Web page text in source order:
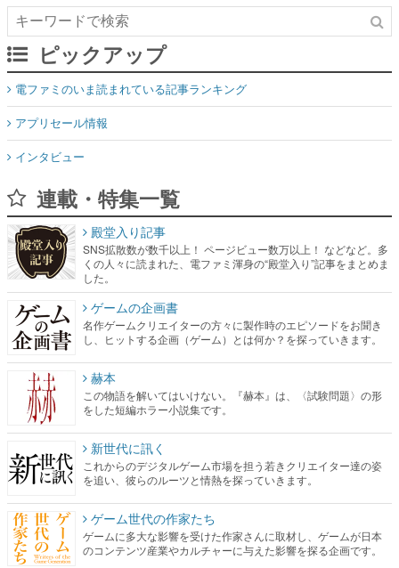
ピックアップ
電ファミのいま読まれている記事ランキング
アプリセール情報
インタビュー
連載・特集一覧
殿堂入り記事
SNS拡散数が数千以上！ ページビュー数万以上！ などなど。多
くの人々に読まれた、電ファミ渾身の“殿堂入り”記事をまとめま
した。
ゲームの企画書
名作ゲームクリエイターの方々に製作時のエピソードをお聞き
し、ヒットする企画（ゲーム）とは何か？を探っていきます。
赫本
この物語を解いてはいけない。『赫本』は、〈試験問題〉の形
をした短編ホラー小説集です。
新世代に訊く
これからのデジタルゲーム市場を担う若きクリエイター達の姿
を追い、彼らのルーツと情熱を探っていきます。
ゲーム世代の作家たち
ゲームに多大な影響を受けた作家さんに取材し、ゲームが日本
のコンテンツ産業やカルチャーに与えた影響を探る企画です。